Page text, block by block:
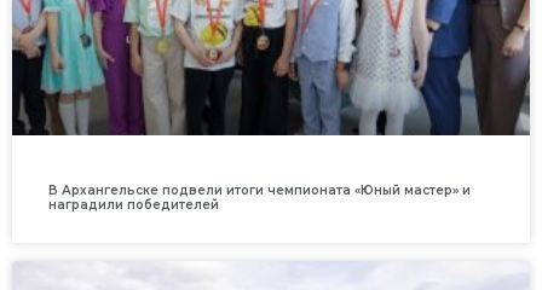
В Архангельске подвели итоги чемпионата «Юный мастер» и
наградили победителей